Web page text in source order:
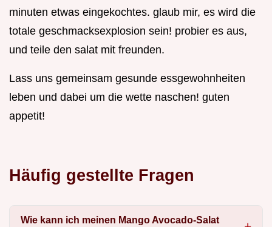
minuten etwas eingekochtes. glaub mir, es wird die
totale geschmacksexplosion sein! probier es aus,
und teile den salat mit freunden.
Lass uns gemeinsam gesunde essgewohnheiten
leben und dabei um die wette naschen! guten
appetit!
Häufig gestellte Fragen
Wie kann ich meinen Mango Avocado-Salat